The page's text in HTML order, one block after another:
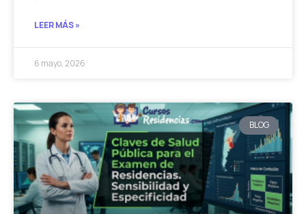
LEER MÁS »
6 mayo, 2026
BLOG